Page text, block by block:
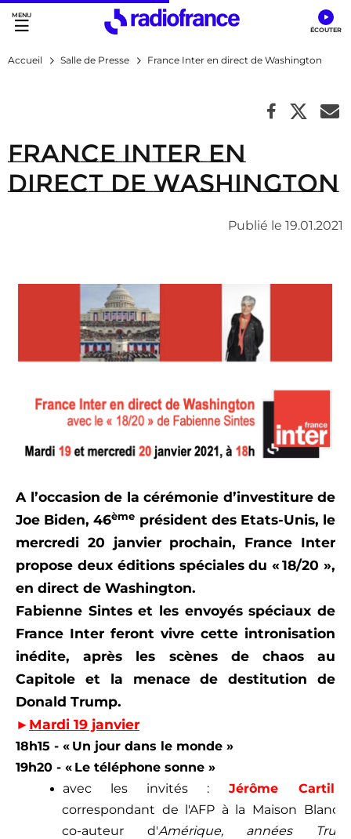
Accès direct :
Menu principal
Contenu
Accueil Salle de Presse France Inter en direct de Washington
France Inter en
direct de Washington
Publié le 19.01.2021
A l’occasion de la cérémonie d’investiture de
Joe Biden, 46ème président des Etats-Unis, le
mercredi 20 janvier prochain, France Inter
propose deux éditions spéciales du « 18/20 »,
en direct de Washington.
Fabienne Sintes et les envoyés spéciaux de
France Inter feront vivre cette intronisation
inédite, après les scènes de chaos au
Capitole et la menace de destitution de
Donald Trump.
► Mardi 19 janvier
18h15 - « Un jour dans le monde »
19h20 - « Le téléphone sonne »
avec les invités : Jérôme
correspondant de l'AFP à la Maison
co-auteur d'Amérique, années